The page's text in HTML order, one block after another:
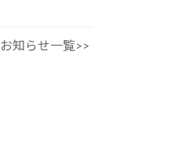
お知らせ一覧>>